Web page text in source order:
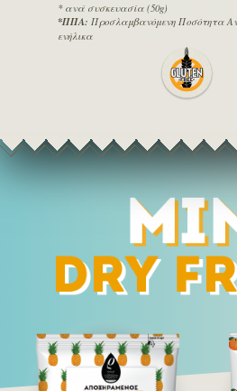
* ανά συσκευασία (50g)
*ΠΠΑ: Προσλαμβανόμενη Ποσότητα
ενήλικα